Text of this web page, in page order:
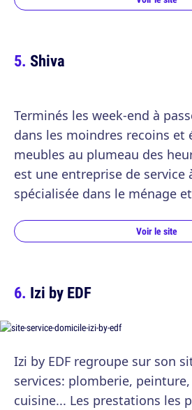
Shiva
Terminés les week-end à
dans les moindres recoins et
meubles au plumeau des
est une entreprise de service
spécialisée dans le ménage
Voir le site
Izi by EDF
Izi by EDF regroupe sur son
services: plomberie,
cuisine... Les prestations les